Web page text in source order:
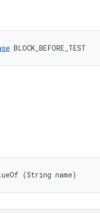
BLOCK_BEFORE_TEST
(String name)